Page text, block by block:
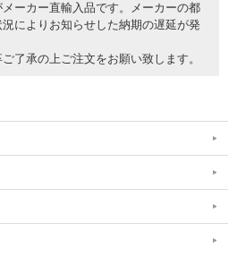
ーカー直輸入品です。メーカーの都
によりお知らせした納期の遅延が発
了承の上ご注文をお願い致します。